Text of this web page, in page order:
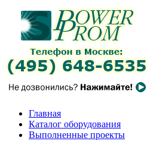
Главная
Каталог оборудования
Выполненные проекты